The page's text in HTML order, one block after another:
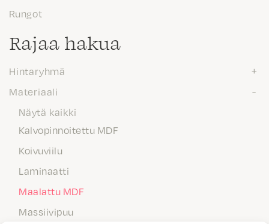
Rungot
Rajaa hakua
Hintaryhmä
Materiaali
Näytä kaikki
Kalvopinnoitettu MDF
Koivuviilu
Laminaatti
Maalattu MDF
Massiivipuu